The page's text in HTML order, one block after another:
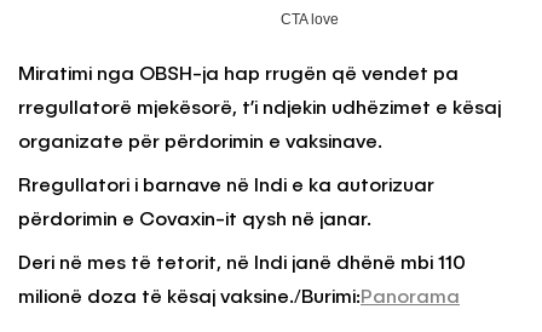
Miratimi nga OBSH-ja hap rrugën që vendet pa
rregullatorë mjekësorë, t’i ndjekin udhëzimet e kësaj
organizate për përdorimin e vaksinave.
Rregullatori i barnave në Indi e ka autorizuar
përdorimin e Covaxin-it qysh në janar.
Deri në mes të tetorit, në Indi janë dhënë mbi 110
milionë doza të kësaj vaksine./Burimi:Panorama